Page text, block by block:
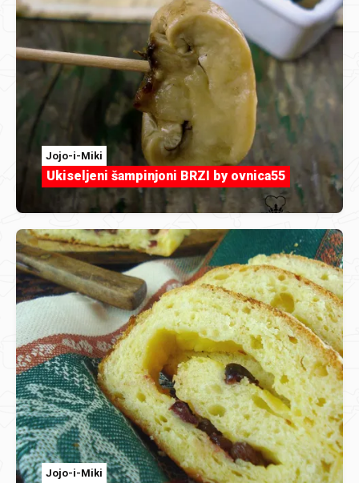
Jojo-i-Miki
Ukiseljeni šampinjoni BRZI by ovnica55
Jojo-i-Miki